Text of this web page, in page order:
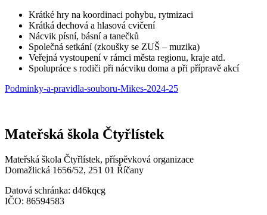
Krátké hry na koordinaci pohybu, rytmizaci
Krátká dechová a hlasová cvičení
Nácvik písní, básní a tanečků
Společná setkání (zkoušky se ZUŠ – muzika)
Veřejná vystoupení v rámci města regionu, kraje atd.
Spolupráce s rodiči při nácviku doma a při přípravě akcí
Podminky-a-pravidla-souboru-Mikes-2024-25
Mateřská škola Čtyřlístek
Mateřská škola Čtyřlístek, příspěvková organizace
Domažlická 1656/52, 251 01 Říčany
Datová schránka: d46kqcg
IČO: 86594583